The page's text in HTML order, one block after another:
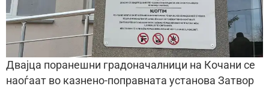
Двајца поранешни градоначалници на Кочани се
наоѓаат во казнено-поправната установа Затвор